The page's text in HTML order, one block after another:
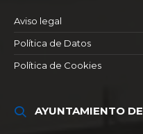
Aviso legal
Política de Datos
Política de Cookies
AYUNTAMIENTO